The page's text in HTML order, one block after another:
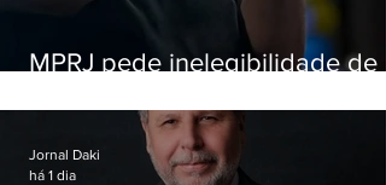
MPRJ pede inelegibilidade de
Jornal Daki
há 1 dia